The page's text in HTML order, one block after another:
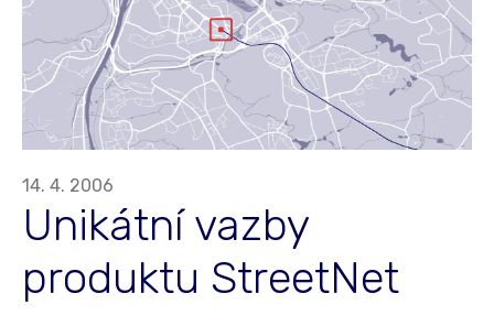
14. 4. 2006
Unikátní vazby
produktu StreetNet